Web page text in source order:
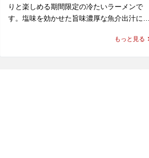
りと楽しめる期間限定の冷たいラーメンで
す。塩味を効かせた旨味濃厚な魚介出汁に、
杯で、つけ麺 舎鈴や舎鈴 ラーメンで親しま
もっと見る